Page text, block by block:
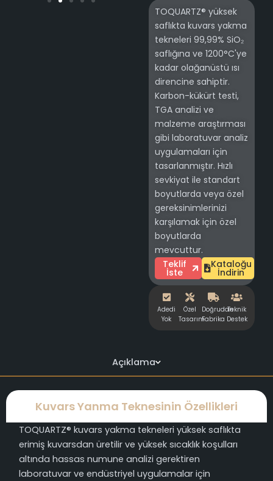
TOQUARTZ® yüksek
saflıkta kuvars yakma
tekneleri 99,99% SiO₂
saflığına ve 1200°C'ye
kadar olağanüstü ısı
direncine sahiptir.
Karbon-kükürt testi,
TGA analizi ve
malzeme araştırması
gibi laboratuvar analiz
uygulamaları için
tasarlanmıştır. Hızlı
sevkiyat ile standart
boyutlarda veya özel
gereksinimlerinizi
karşılamak için özel
boyutlarda
mevcuttur.
Teklif
İste
Kataloğu
İndirin
Adedi
Yok
Özel
Tasarım
Doğrudan
Fabrika
Teknik
Destek
Açıklama
Kuvars Yanma Teknesinin Özellikleri
TOQUARTZ® kuvars yakma tekneleri yüksek saflıkta
erimiş kuvarsdan üretilir ve yüksek sıcaklık koşulları
altında hassas numune analizi gerektiren
laboratuvar ve endüstriyel uygulamalar için